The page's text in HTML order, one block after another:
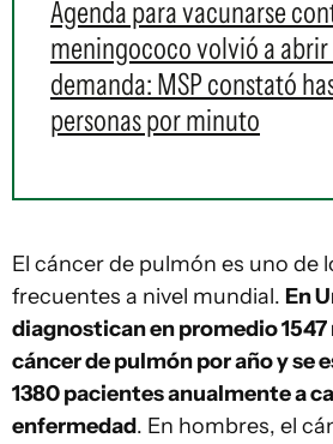
Agenda para vacunarse
meningococo volvió a
demanda: MSP constató
personas por minuto
El cáncer de pulmón es uno de
frecuentes a nivel mundial. En
diagnostican en promedio 1547
cáncer de pulmón por año y se
1380 pacientes anualmente a
enfermedad. En hombres, el